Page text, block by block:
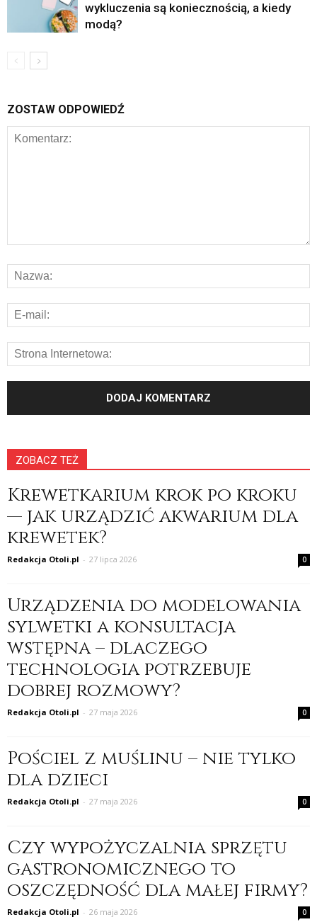
wykluczenia są koniecznością, a kiedy
modą?
ZOSTAW ODPOWIEDŹ
ZOBACZ TEŻ
Krewetkarium krok po kroku
— jak urządzić akwarium dla
krewetek?
Redakcja Otoli.pl - 27 lipca 2026 0
Urządzenia do modelowania
sylwetki a konsultacja
wstępna – dlaczego
technologia potrzebuje
dobrej rozmowy?
Redakcja Otoli.pl - 27 maja 2026 0
Pościel z muślinu – nie tylko
dla dzieci
Redakcja Otoli.pl - 27 maja 2026 0
Czy wypożyczalnia sprzętu
gastronomicznego to
oszczędność dla małej firmy?
Redakcja Otoli.pl - 26 maja 2026 0